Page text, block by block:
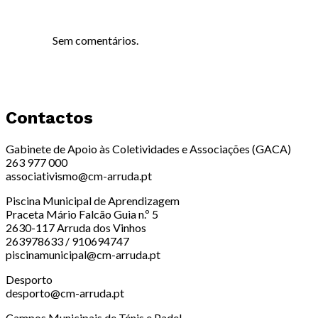
Sem comentários.
Contactos
Gabinete de Apoio às Coletividades e Associações (GACA)
263 977 000
associativismo@cm-arruda.pt
Piscina Municipal de Aprendizagem
Praceta Mário Falcão Guia n.º 5
2630-117 Arruda dos Vinhos
263978633 / 910694747
piscinamunicipal@cm-arruda.pt
Desporto
desporto@cm-arruda.pt